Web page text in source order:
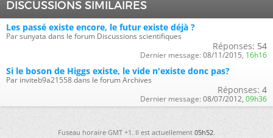
DISCUSSIONS SIMILAIRES
Les passé existe encore, le futur existe déjà ?
Par sunyata dans le forum Discussions scientifiques
Réponses: 54
Dernier message: 08/11/2015, 16h16
Si le boson de Higgs existe, le vide n'existe donc pas?
Par inviteb9a21558 dans le forum Archives
Réponses: 4
Dernier message: 08/07/2012, 09h36
Fuseau horaire GMT +1. Il est actuellement05h52.